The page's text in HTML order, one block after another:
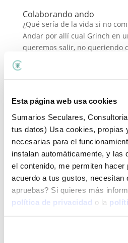
Esta página web usa cookies
Sumarios Seculares,
tus datos) Usa cookies, propias
necesarias para el
instalan automáticamente, y las
el contenido, me permiten
acuerdo a tus gustos, necesitan
apruebas? Si quieres más
política de privacidad o la
Colaborando ando
¿Qué sería de la vida si no
Andar por allí cual Grinch en
queremos salir, no queriendo
hacemos las cosas. No sé, yo
movimiento de Èlia en The
Cookies: todo lo que
Mmmmmm cookies… dulces,
decoradas, son deliciosas
con las que hablaremos hoy.
para que estés al día con tu
tranquila de que nadie, sobre
competencia con...